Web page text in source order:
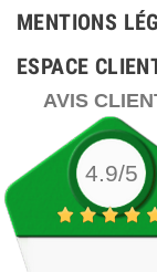
MENTIONS
ESPACE
AVIS
4.9/5